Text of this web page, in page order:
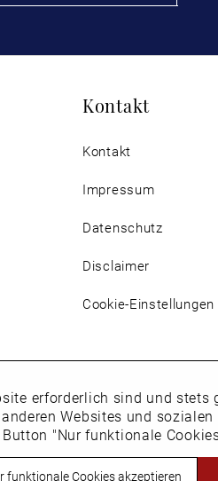
Kontakt
Kontakt
Impressum
Datenschutz
Disclaimer
Cookie-Einstellungen
erforderlich sind und
Websites und
"Nur funktionale
funktionale Cookies akzeptieren